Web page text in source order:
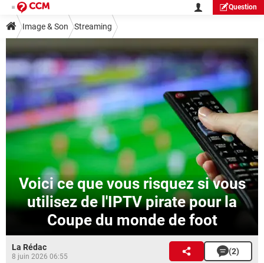
Question
Image & Son Streaming
Voici ce que vous risquez si vous
utilisez de l'IPTV pirate pour la
Coupe du monde de foot
La Rédac
8 juin 2026 06:55
(2)